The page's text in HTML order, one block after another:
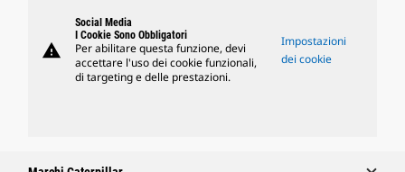
warning
Social Media
I Cookie Sono Obbligatori
Per abilitare questa funzione, devi
accettare l'uso dei cookie funzionali,
di targeting e delle prestazioni.
Impostazioni
dei cookie